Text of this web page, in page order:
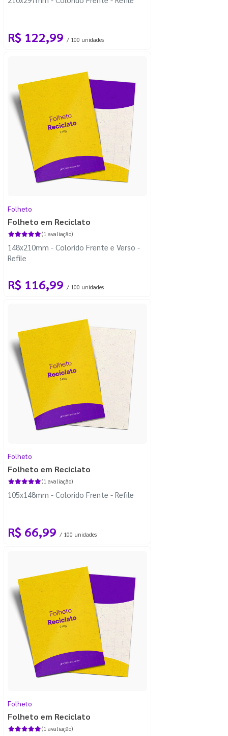
R$ 122,99 / 100 unidades
Folheto
Folheto em Reciclato
(1 avaliação)
148x210mm - Colorido Frente e Verso -
Refile
R$ 116,99 / 100 unidades
Folheto
Folheto em Reciclato
(1 avaliação)
105x148mm - Colorido Frente - Refile
R$ 66,99 / 100 unidades
Folheto
Folheto em Reciclato
(1 avaliação)